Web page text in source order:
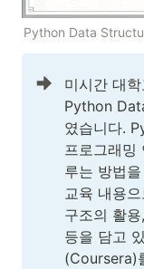
Python Data
미시간 대
Python
였습니다.
프로그래밍
루는 방법
교육 내용
구조의 활
등을 담고
(Coursera)